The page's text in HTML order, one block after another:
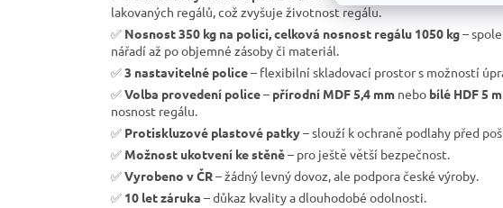
lakovaných regálů, což zvyšuje životnost regálu.
✅ Nosnost 350 kg na polici, celková nosnost regálu 1050 kg–
nářadí až po objemné zásoby či materiál.
✅3 nastavitelné police– flexibilní skladovací prostor s možností
✅Volba provedení police– přírodní MDF 5,4 mm nebo bílé HDF 5
nosnost regálu.
✅ Protiskluzové plastové patky– slouží k ochraně podlahy před
✅ Možnost ukotvení ke stěně– pro ještě větší bezpečnost.
✅Vyrobeno v ČR– žádný levný dovoz, ale podpora české výroby.
✅ 10 let záruka – důkaz kvality a dlouhodobé odolnosti.